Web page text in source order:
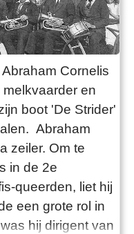
Cornelis
en
boot 'De Strider'
Abraham
zeiler. Om te
in de 2e
queerden, liet hij
een grote rol in
hij dirigent van